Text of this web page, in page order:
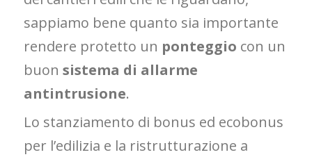
sappiamo bene quanto sia importante
rendere protetto un ponteggio con un
buonsistema di allarme
antintrusione.
Lo stanziamento di bonus ed ecobonus
per l’edilizia e la ristrutturazione a